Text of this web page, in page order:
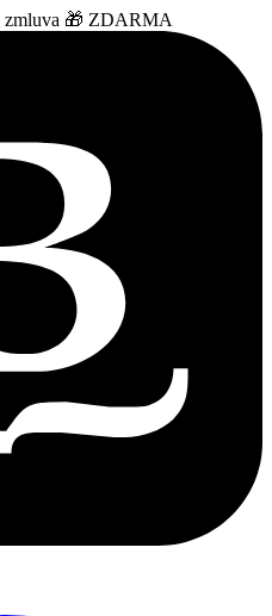
zmluva 🎁 ZDARMA